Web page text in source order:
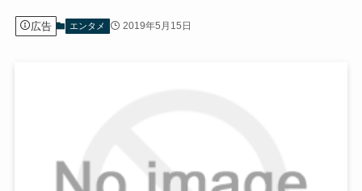
広告 エンタメ 2019年5月15日